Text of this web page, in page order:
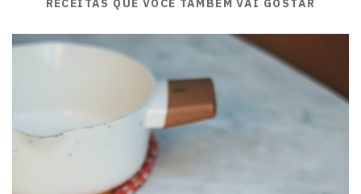
RECEITAS QUE VOCÊ TAMBÉM VAI GOSTAR